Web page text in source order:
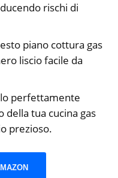
rischi di
piano cottura gas
liscio facile da
perfettamente
tua cucina gas
prezioso.